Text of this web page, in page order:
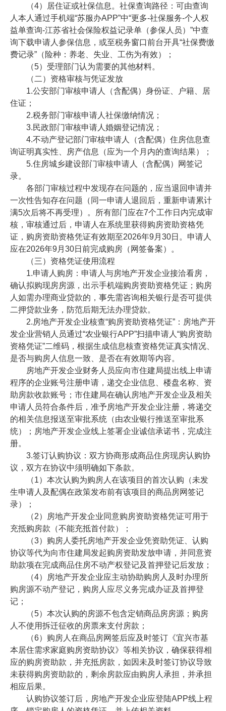
（4）居住证或社保信息。社保查询路径：可由查询
人本人通过手机端“苏服办APP”中“更多-社保服务-个人权
益单查询-江苏省社会保险权益记录单（参保人员）”中查
询下载申请人参保信息，或至税务窗口前台开具“社保费缴
费记录”（险种：养老、失业、工伤为有效）；
（5）受理部门认为需要的其他材料。
（二）资格审核与凭证发放
1.公安部门审核申请人（含配偶）身份证、户籍、居
住证；
2.税务部门审核申请人社保缴纳情况；
3.民政部门审核申请人婚姻登记情况；
4.不动产登记部门审核申请人（含配偶）住房信息查
询证明真实性、房产信息（应为一个月内的查询结果）；
5.住房城乡建设部门审核申请人（含配偶）网签记
录。
各部门审核过程中发现存在问题的，应当退回申请并
一次性告知存在问题（同一申请人退回后，重新申请累计
满5次后将不再受理）。所有部门应在7个工作日内完成审
核，审核通过后，申请人在系统里获得购房资助资格凭
证，购房资助资格凭证有效期至2026年9月30日。申请人
应在2026年9月30日前完成购房（网签备案）。
（三）资格凭证使用流程
1.申请人购房：申请人与房地产开发企业接洽看房，
确认拟购现房房源，出示手机端购房资助资格凭证；购房
人如需办理商业贷款的，事先需咨询相关银行是否可提供
二押贷款业务，防范后期无法办理贷款。
2.房地产开发企业核查“购房资助资格凭证”：房地产开
发企业营销人员通过“农业银行APP”扫描申请人“购房资助
资格凭证”二维码，根据生成信息核查资格凭证真实情况、
是否与购房人信息一致、是否在有效期等内容。
房地产开发企业财务人员应向市住建局提出线上申请
程序的企业账号注册申请，递交企业信息、楼盘名称、资
助房款收款账号；市住建局在确认房地产开发企业及相关
申请人员符合条件后，准予房地产开发企业注册，将递交
的相关信息报送至审批系统（由农业银行推送至审批系
统）；房地产开发企业线上签署企业诚信承诺书，完成注
册。
3.签订认购协议：双方协商形成商品住房现房认购协
议，双方在协议中须明确如下条款。
（1）本次认购为购房人在该项目的首次认购（未发
生申请人及配偶在政策发布前有该项目的商品房网签记
录）；
（2）房地产开发企业同意购房资助资格凭证可用于
充抵购房款（不能充抵首付款）；
（3）购房人委托房地产开发企业凭资助凭证、认购
协议等代为向市住建局发起购房资助发放申请，并同意资
助款项在完成商品住房不动产权登记及首押登记后发放；
（4）房地产开发企业应主动协助购房人及时办理所
购房源不动产登记，购房人应尽义务完成办证及首押登
记；
（5）本次认购的房源不包含定销商品房房源；购房
人不使用拆迁征收的房票来支付房款；
（6）购房人在商品房网签后应及时签订《宜兴市基
本居住需求家庭购房资助协议》等相关协议，确保获得相
应的购房资助款，并充抵房款，如因未及时签订协议导致
未获得购房资助款的，剩余房款应由购房人承担，并承担
相应后果。
认购协议签订后，房地产开发企业应登陆APP线上程